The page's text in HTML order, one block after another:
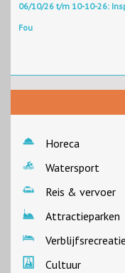
06/10/26 t/m 10-10-26:
Fou
Horeca
Watersport
Reis & vervoer
Attractieparken
Verblijfsrecreatie
Cultuur